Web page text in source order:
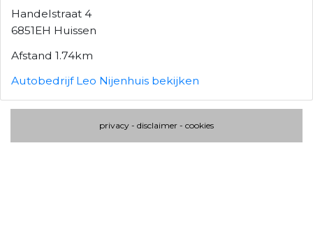
Handelstraat 4
6851EH Huissen
Afstand 1.74km
Autobedrijf Leo Nijenhuis bekijken
privacy - disclaimer - cookies